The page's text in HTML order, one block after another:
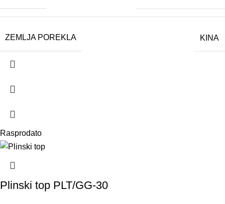
ZEMLJA POREKLA KINA
Rasprodato
Plinski top PLT/GG-30